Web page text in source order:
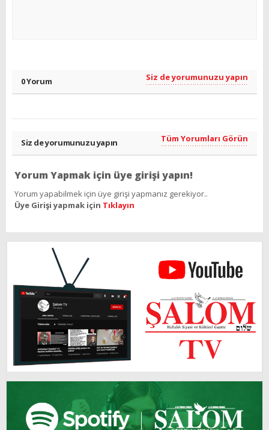
0 Yorum Siz de yorumunuzu yapın
Siz de yorumunuzu yapın Tüm Yorumları Görün
Yorum Yapmak için üye girişi yapın!
Yorum yapabilmek için üye girişi yapmanız gerekiyor..
Üye Girişi yapmak için Tıklayın